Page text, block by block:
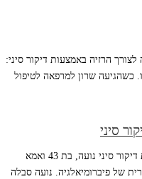
הרזיה באמצעות דיקור סיני:
סיני
סיפור מקרה: טיפול בפיברומיאלגיה באמצעות דיקור סיני נועה, בת 43 ואמא
של פיברומיאלגיה. נועה סבלה